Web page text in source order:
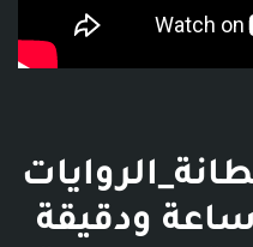
ودقيقة